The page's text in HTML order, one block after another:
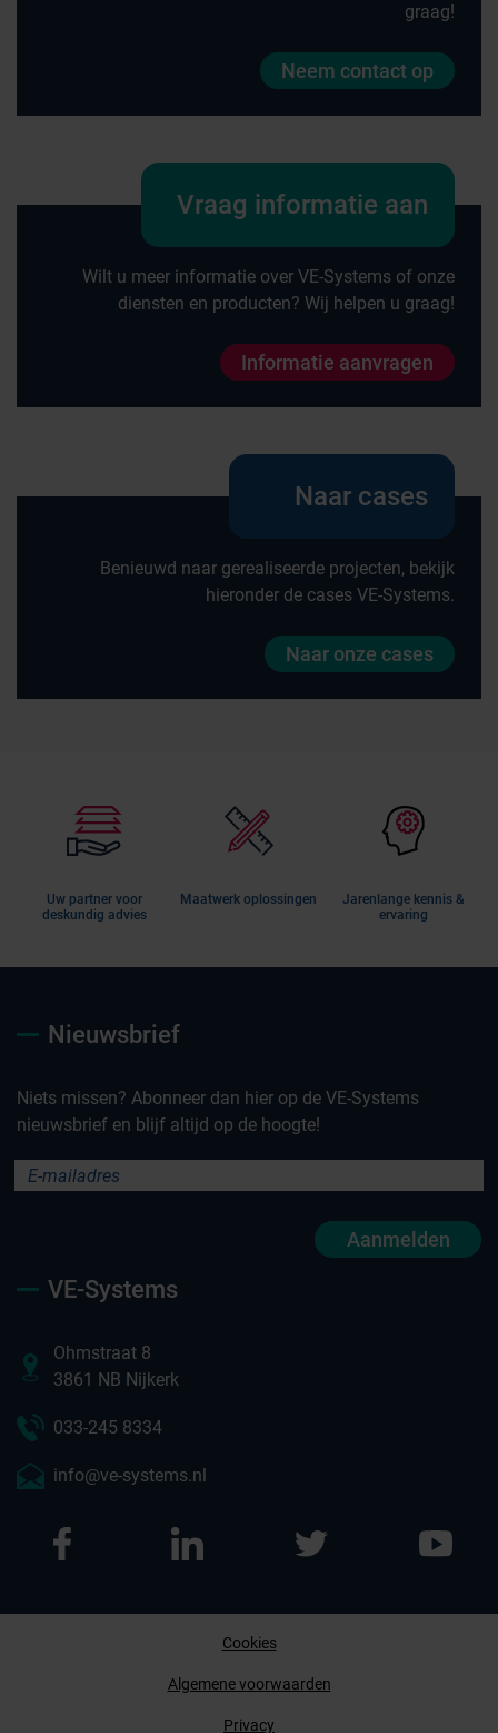
graag!
Neem contact op
Vraag informatie aan
Wilt u meer informatie over VE-Systems of onze
diensten en producten? Wij helpen u graag!
Informatie aanvragen
Naar cases
Benieuwd naar gerealiseerde projecten, bekijk
hieronder de cases VE-Systems.
Naar onze cases
Uw partner voor
deskundig advies
Maatwerk oplossingen
Jarenlange kennis &
ervaring
Nieuwsbrief
Niets missen? Abonneer dan hier op de VE-Systems
nieuwsbrief en blijf altijd op de hoogte!
Aanmelden
VE-Systems
Ohmstraat 8
3861 NB Nijkerk
033-245 8334
info@ve-systems.nl
Cookies
Algemene voorwaarden
Privacy
Afspraak maken